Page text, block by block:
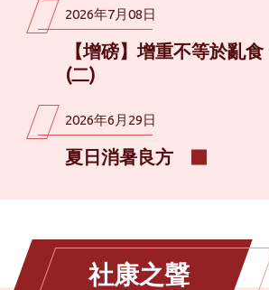
2026年7月08日
【增磅】增重不等於亂
(二)
2026年6月29日
夏日消暑良方
社康之聲